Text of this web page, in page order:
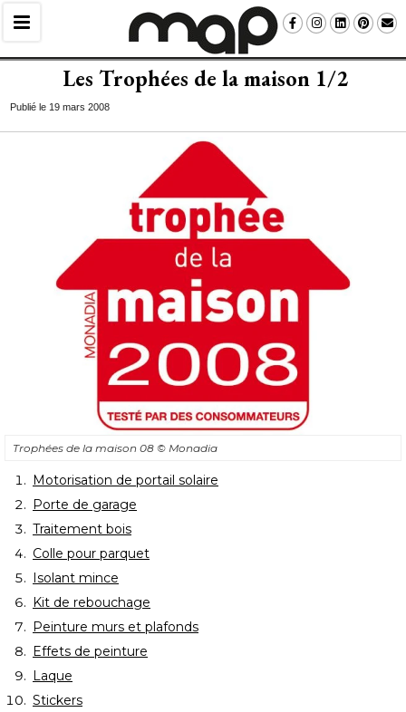
Les Trophées de la maison 1/2
Publié le 19 mars 2008
Trophées de la maison 08 © Monadia
Motorisation de portail solaire
Porte de garage
Traitement bois
Colle pour parquet
Isolant mince
Kit de rebouchage
Peinture murs et plafonds
Effets de peinture
Laque
Stickers